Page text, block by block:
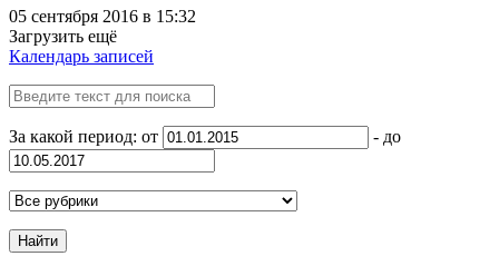
05 сентября 2016 в 15:32
Загрузить ещё
Календарь записей
За какой период: от - до
Найти